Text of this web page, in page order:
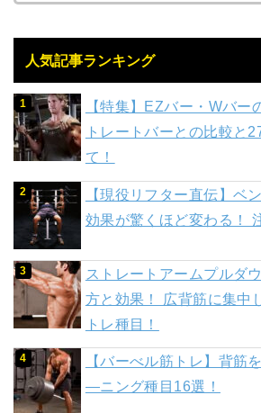
人気記事ランキング
【特集】EZバー・Wバー
トレートバーとの比較と
て！
【現役リフター直伝】ベ
効果が驚くほど変わる！
ストレートアームプルダ
方と効果！ 広背筋に集中
トレ種目！
【バーべル筋トレ】背筋
―ニング種目16選！